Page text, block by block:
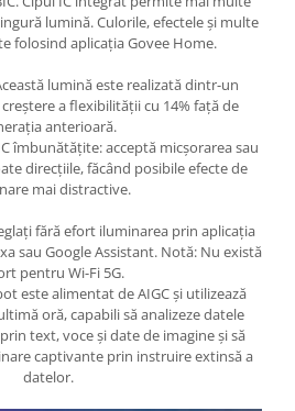
lumină. Culorile, efectele și multe
folosind aplicația Govee Home.
lumină este realizată dintr-un
a flexibilității cu 14% față de
anterioară.
îmbunătățite: acceptă micșorarea sau
direcțiile, făcând posibile efecte de
mai distractive.
fără efort iluminarea prin aplicația
sau Google Assistant. Notă: Nu există
pentru Wi-Fi 5G.
este alimentat de AIGC și utilizează
oră, capabili să analizeze datele
text, voce și date de imagine și să
captivante prin instruire extinsă a
datelor.